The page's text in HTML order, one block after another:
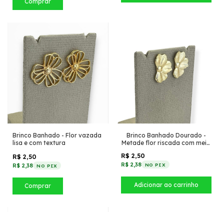
Brinco Banhado - Flor vazada
lisa e com textura
R$ 2,50
R$ 2,38 NO PIX
Comprar
Brinco Banhado Dourado -
Metade flor riscada com meio
R$ 2,50
R$ 2,38 NO PIX